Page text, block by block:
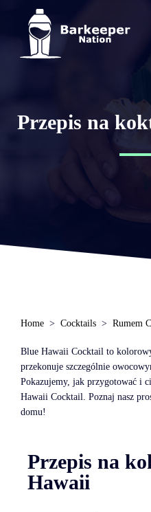
Przepis na
Home Cocktails Rumem
Blue Hawaii Cocktail to
przekonuje szczególnie
Pokazujemy, jak przygotować i
Hawaii Cocktail. Poznaj nasz
domu!
Przepis na
Hawaii